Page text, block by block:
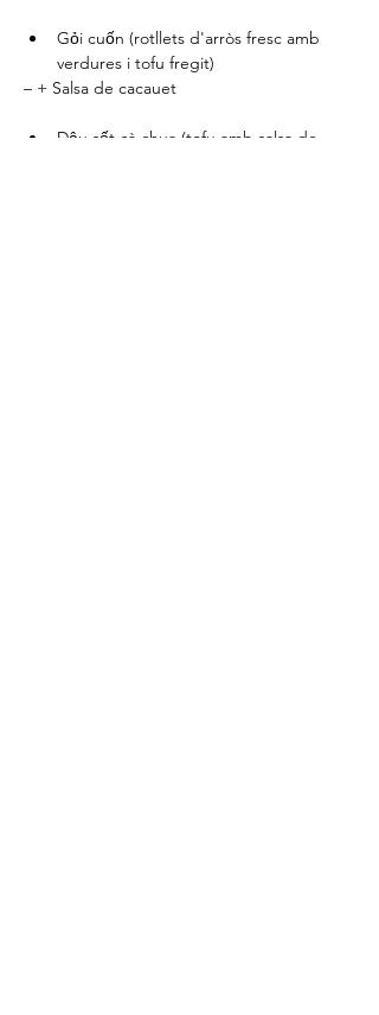
Gỏi cuốn (rotllets d'arròs fresc amb
verdures i tofu fregit)
– + Salsa de cacauet
Dậu sốt cà chua (tofu amb salsa de